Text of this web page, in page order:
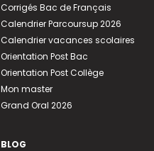
Corrigés Bac de Français
Calendrier Parcoursup 2026
Calendrier vacances scolaires
Orientation Post Bac
Orientation Post Collège
Mon master
Grand Oral 2026
BLOG